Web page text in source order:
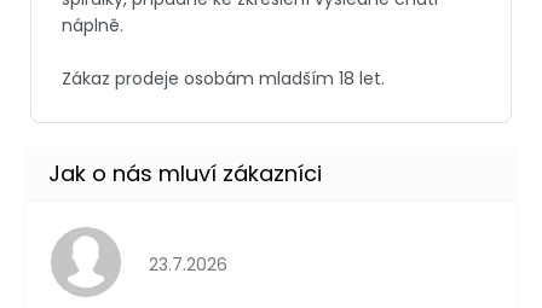
Hodnocení obchodu je 5 z 5 hvězdiček.
23.7.2026